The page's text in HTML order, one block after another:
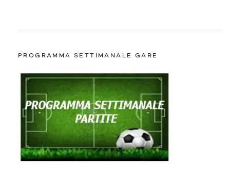
PROGRAMMA SETTIMANALE GARE